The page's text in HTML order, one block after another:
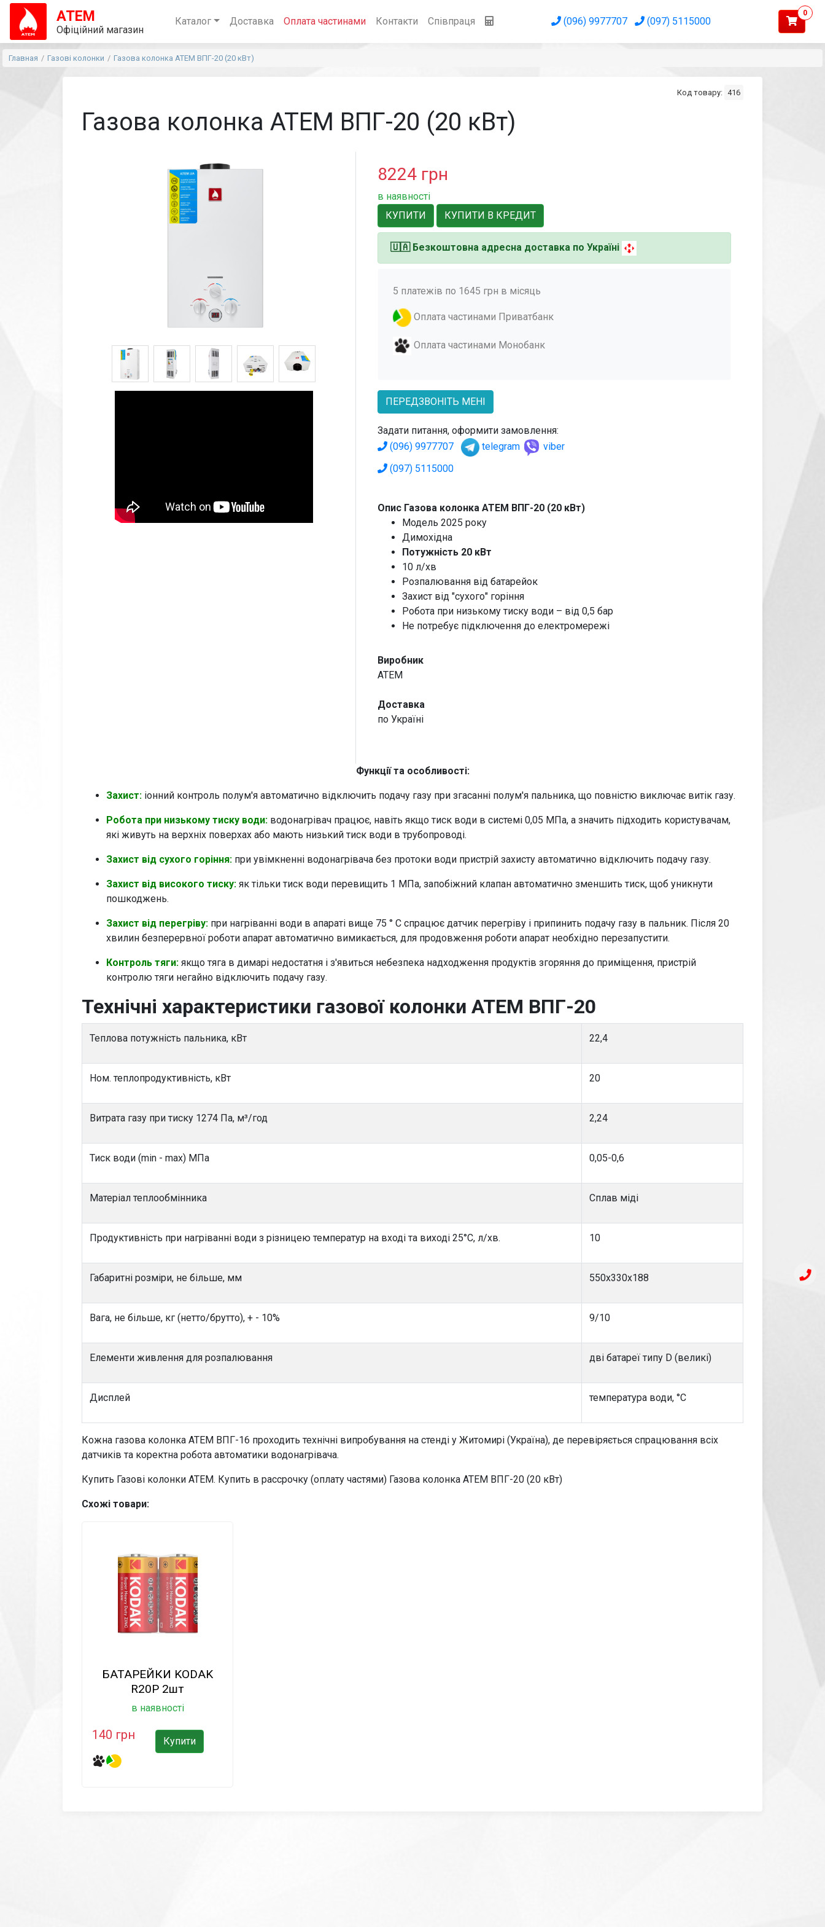
АТЕМ
Офіційний магазин
Каталог Доставка Оплата частинами Контакти Співпраця (096) 9977707 (097) 5115000
0
Главная Газові колонки Газова колонка АТЕМ ВПГ-20 (20 кВт)
Код товару: 416
Газова колонка АТЕМ ВПГ-20 (20 кВт)
8224 грн
в наявності
КУПИТИ
КУПИТИ В КРЕДИТ
🇺🇦 Безкоштовна адресна доставка по Україні
5 платежів по 1645 грн в місяць
Оплата частинами Приватбанк
Оплата частинами Монобанк
ПЕРЕДЗВОНІТЬ МЕНІ
Задати питання, оформити замовлення:
(096) 9977707
telegram
viber
(097) 5115000
Опис Газова колонка АТЕМ ВПГ-20 (20 кВт)
Модель 2025 року
Димохідна
Потужність 20 кВт
10 л/хв
Розпалювання від батарейок
Захист від "сухого" горіння
Робота при низькому тиску води – від 0,5 бар
Не потребує підключення до електромережі
Виробник
ATEM
Доставка
по Україні
Функції та особливості:
Захист: іонний контроль полум'я автоматично відключить подачу газу при згасанні полум'я пальника, що повністю виключає витік газу.
Робота при низькому тиску води: водонагрівач працює, навіть якщо тиск води в системі 0,05 МПа, а значить підходить користувачам,
які живуть на верхніх поверхах або мають низький тиск води в трубопроводі.
Захист від сухого горіння: при увімкненні водонагрівача без протоки води пристрій захисту автоматично відключить подачу газу.
Захист від високого тиску: як тільки тиск води перевищить 1 МПа, запобіжний клапан автоматично зменшить тиск, щоб уникнути
пошкоджень.
Захист від перегріву: при нагріванні води в апараті вище 75 ° С спрацює датчик перегріву і припинить подачу газу в пальник. Після 20
хвилин безперервної роботи апарат автоматично вимикається, для продовження роботи апарат необхідно перезапустити.
Контроль тяги: якщо тяга в димарі недостатня і з'явиться небезпека надходження продуктів згоряння до приміщення, пристрій
контролю тяги негайно відключить подачу газу.
Технічні характеристики газової колонки АТЕМ ВПГ-20
Теплова потужність пальника, кВт 22,4
Ном. теплопродуктивність, кВт 20
Витрата газу при тиску 1274 Па, м³/год 2,24
Тиск води (min - max) МПа 0,05-0,6
Матеріал теплообмінника Сплав міді
Продуктивність при нагріванні води з різницею температур на вході та виході 25°С, л/хв. 10
Габаритні розміри, не більше, мм 550х330х188
Вага, не більше, кг (нетто/брутто), + - 10% 9/10
Елементи живлення для розпалювання дві батареї типу D (великі)
Дисплей температура води, °C
Кожна газова колонка АТЕМ ВПГ-16 проходить технічні випробування на стенді у Житомирі (Україна), де перевіряється спрацювання всіх
датчиків та коректна робота автоматики водонагрівача.
Купить Газові колонки АТЕМ. Купить в рассрочку (оплату частями) Газова колонка АТЕМ ВПГ-20 (20 кВт)
Схожі товари:
БАТАРЕЙКИ KODAK
R20P 2шт
в наявності
140 грн Купити